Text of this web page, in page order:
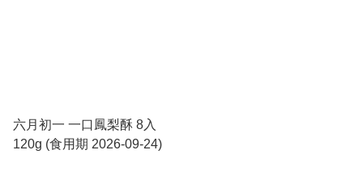
六月初一 一口鳳梨酥 8入
120g (食用期 2026-09-24)